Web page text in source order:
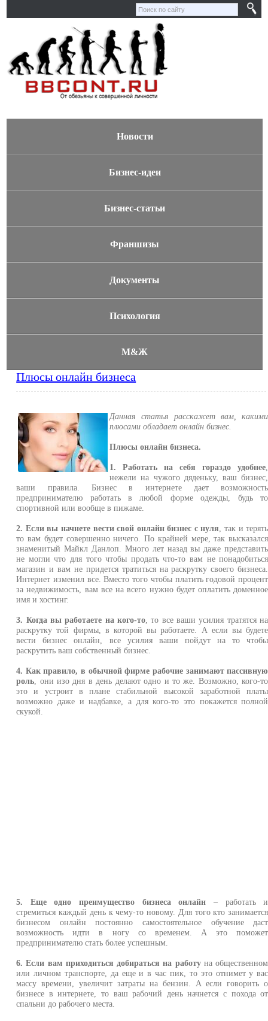
Новости
Бизнес-идеи
Бизнес-статьи
Франшизы
Документы
Психология
М&Ж
Плюсы онлайн бизнеса
Данная статья расскажет вам, какими
плюсами обладает онлайн бизнес.
Плюсы онлайн бизнеса.
1. Работать на себя гораздо удобнее
нежели на чужого дяденьку, ваш бизнес,
ваши правила. Бизнес в интернете дает возможность
предпринимателю работать в любой форме одежды, будь то
спортивной или вообще в пижаме.
2. Если вы начнете вести свой онлайн бизнес с нуля , так и терять
то вам будет совершенно ничего. По крайней мере, так высказался
знаменитый Майкл Данлоп. Много лет назад вы даже представить
не могли что для того чтобы продать что-то вам не понадобиться
магазин и вам не придется тратиться на раскрутку своего бизнеса.
Интернет изменил все. Вместо того чтобы платить годовой процент
за недвижимость, вам все на всего нужно будет оплатить доменное
имя и хостинг.
3. Когда вы работаете на кого-то , то все ваши усилия тратятся на
раскрутку той фирмы, в которой вы работаете. А если вы будете
вести бизнес онлайн, все усилия ваши пойдут на то чтобы
раскрутить ваш собственный бизнес.
4. Как правило, в обычной фирме рабочие занимают пассивную
роль , они изо дня в день делают одно и то же. Возможно, кого-то
это и устроит в плане стабильной высокой заработной платы
возможно даже и надбавке, а для кого-то это покажется полной
скукой.
5. Еще одно преимущество бизнеса онлайн – работать и
стремиться каждый день к чему-то новому. Для того кто занимается
бизнесом онлайн постоянно самостоятельное обучение даст
возможность идти в ногу со временем. А это поможет
предпринимателю стать более успешным.
6. Если вам приходиться добираться на работуна общественном
или личном транспорте, да еще и в час пик, то это отнимет у вас
массу времени, увеличит затраты на бензин. А если говорить о
бизнесе в интернете, то ваш рабочий день начнется с похода от
спальни до рабочего места.